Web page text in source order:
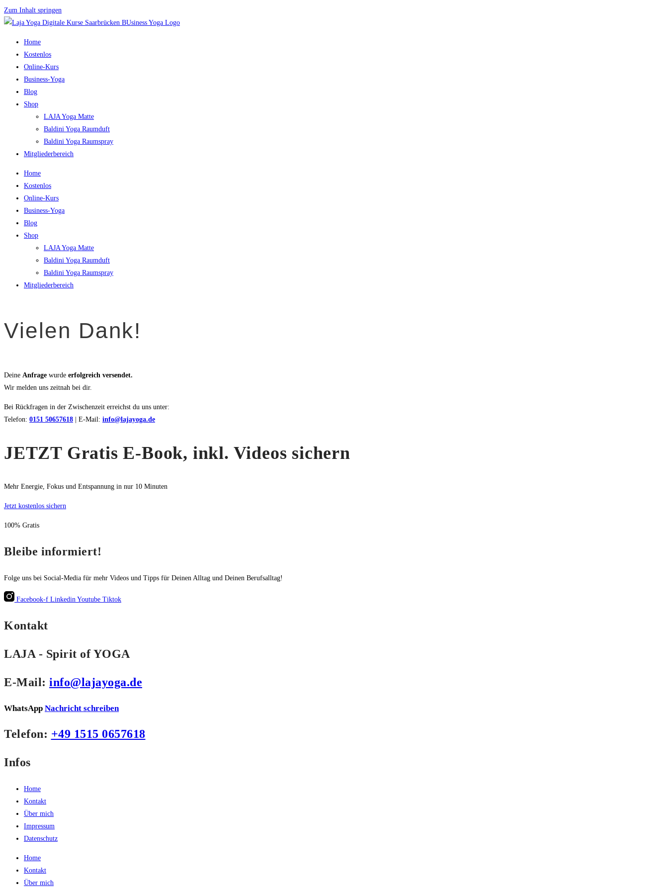
Zum Inhalt springen
Home
Kostenlos
Online-Kurs
Business-Yoga
Blog
Shop
LAJA Yoga Matte
Baldini Yoga Raumduft
Baldini Yoga Raumspray
Mitgliederbereich
Home
Kostenlos
Online-Kurs
Business-Yoga
Blog
Shop
LAJA Yoga Matte
Baldini Yoga Raumduft
Baldini Yoga Raumspray
Mitgliederbereich
Vielen Dank!
Deine Anfrage wurde erfolgreich versendet.
Wir melden uns zeitnah bei dir.
Bei Rückfragen in der Zwischenzeit erreichst du uns unter:
Telefon: 0151 50657618 | E-Mail: info@lajayoga.de
JETZT Gratis E-Book, inkl. Videos sichern
Mehr Energie, Fokus und Entspannung in nur 10 Minuten
Jetzt kostenlos sichern
100% Gratis
Bleibe informiert!
Folge uns bei Social-Media für mehr Videos und Tipps für Deinen Alltag und Deinen Berufsalltag!
Facebook-f Linkedin Youtube Tiktok
Kontakt
LAJA - Spirit of YOGA
E-Mail: info@lajayoga.de
WhatsApp Nachricht schreiben
Telefon: +49 1515 0657618
Infos
Home
Kontakt
Über mich
Impressum
Datenschutz
Home
Kontakt
Über mich